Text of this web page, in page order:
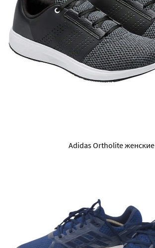
Adidas Ortholite женские